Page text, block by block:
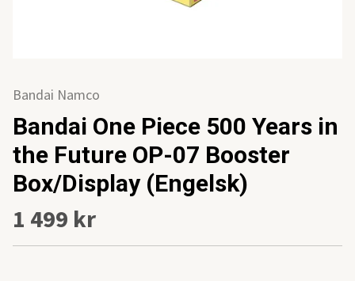
Bandai Namco
Bandai One Piece 500 Years in
the Future OP-07 Booster
Box/Display (Engelsk)
1 499 kr